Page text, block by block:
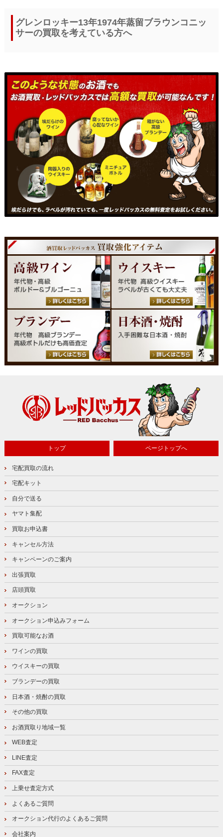
グレンロッキー13年1974年蒸留ブラウンコニッ
サーの買取を考えている方へ
トップ ページトップへ
宅配買取の流れ
宅配キット
自分で送る
ヤマト集配
買取お申込書
キャンセル方法
キャンペーンのご案内
出張買取
店頭買取
オークション
オークション申込みフォーム
買取可能なお酒
ワインの買取
ウイスキーの買取
ブランデーの買取
日本酒・焼酎の買取
その他の買取
お酒買取り地域一覧
WEB査定
LINE査定
FAX査定
上乗せ査定方式
よくあるご質問
オークション代行のよくあるご質問
会社案内